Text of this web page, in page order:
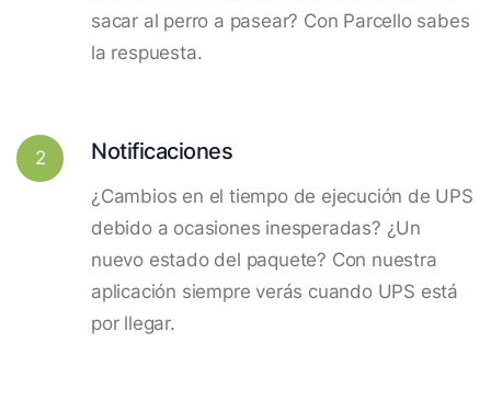
sacar al perro a pasear? Con Parcello sabes
la respuesta.
2 Notificaciones
¿Cambios en el tiempo de ejecución de UPS
debido a ocasiones inesperadas? ¿Un
nuevo estado del paquete? Con nuestra
aplicación siempre verás cuando UPS está
por llegar.